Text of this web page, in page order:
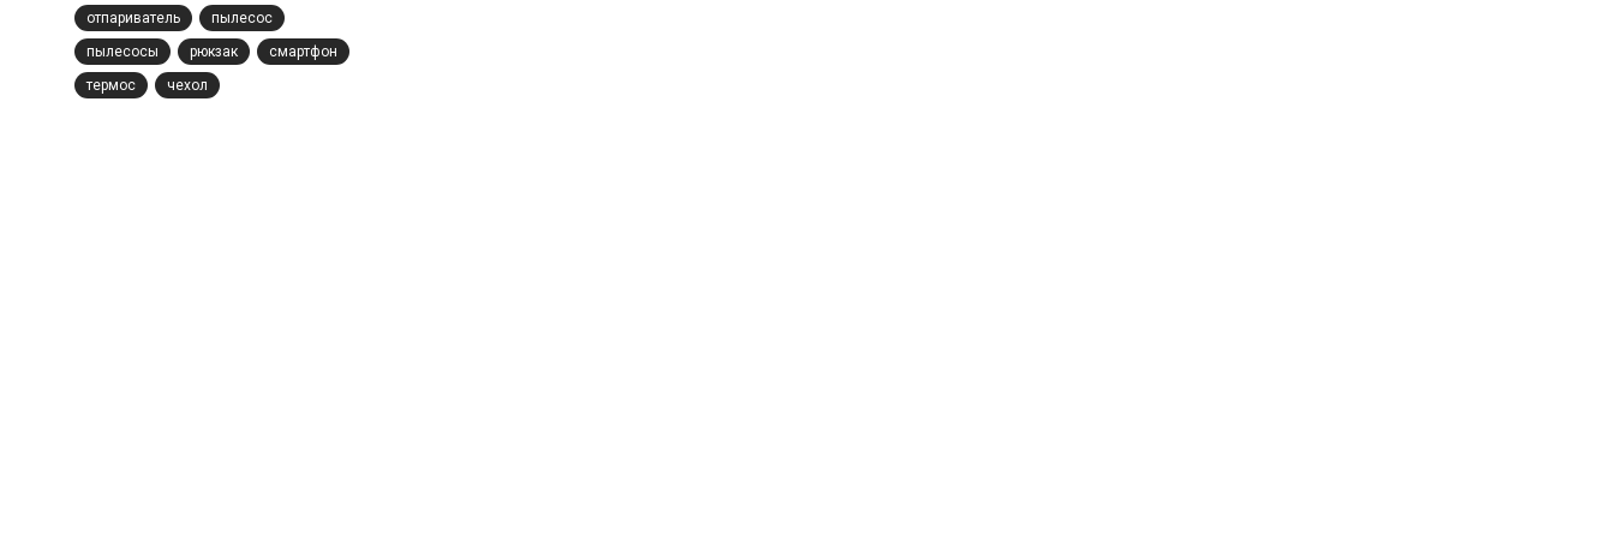
отпариватель
пылесос
пылесосы
рюкзак
смартфон
термос
чехол